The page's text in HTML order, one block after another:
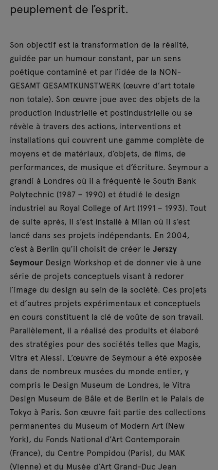
peuplement de l’esprit.
Son objectif est la transformation de la réalité,
guidée par un humour constant, par un sens
poétique contaminé et par l’idée de la NON-
GESAMT GESAMTKUNSTWERK (œuvre d’art totale
non totale). Son œuvre joue avec des objets de la
production industrielle et postindustrielle ou se
révèle à travers des actions, interventions et
installations qui couvrent une gamme complète de
moyens et de matériaux, d’objets, de films, de
performances, de musique et d’écriture. Seymour a
grandi à Londres où il a fréquenté le South Bank
Polytechnic (1987 – 1990) et étudié le design
industriel au Royal College of Art (1991 – 1993). Tout
de suite après, il s’est installé à Milan où il s’est
lancé dans ses projets indépendants. En 2004,
c’est à Berlin qu’il choisit de créer le Jerszy
Seymour Design Workshop et de donner vie à une
série de projets conceptuels visant à redorer
l’image du design au sein de la société. Ces projets
et d’autres projets expérimentaux et conceptuels
en cours constituent la clé de voûte de son travail.
Parallèlement, il a réalisé des produits et élaboré
des stratégies pour des sociétés telles que Magis,
Vitra et Alessi. L’œuvre de Seymour a été exposée
dans de nombreux musées du monde entier, y
compris le Design Museum de Londres, le Vitra
Design Museum de Bâle et de Berlin et le Palais de
Tokyo à Paris. Son œuvre fait partie des collections
permanentes du Museum of Modern Art (New
York), du Fonds National d’Art Contemporain
(France), du Centre Pompidou (Paris), du MAK
(Vienne) et du Musée d’Art Grand-Duc Jean